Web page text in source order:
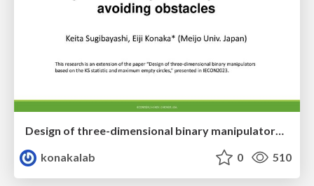
konakalab
0 510